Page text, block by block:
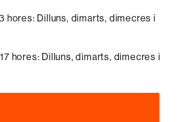
hores: Dilluns, dimarts, dimecres i
hores: Dilluns, dimarts, dimecres i